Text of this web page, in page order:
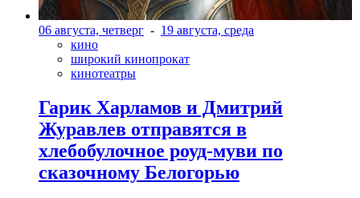
06 августа, четверг - 19 августа, среда
кино
широкий кинопрокат
кинотеатры
Гарик Харламов и Дмитрий
Журавлев отправятся в
хлебобулочное роуд-муви по
сказочному Белогорью